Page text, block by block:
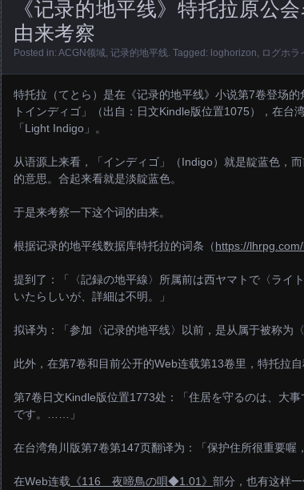
《记录的地平线》特托拉原公
由来考察
Posted in: ACGN领域, 记录的地平线. Tagged: loghorizon, ログホラ
特托拉（てとら）是在《记录的地平线》小说第7卷登场
トインディゴ」（出自：日文Kindle版位置1075），在台
「Light Indigo」。
从语源上来看，「インディゴ」（Indigo）就是靛蓝色，
的意思。合起来看就是淡靛蓝色。
于是来考察一下这个词的由来。
根据记录的地平线数据库特托拉的词条（https://
提到了：「〈記録の地平線〉所属前は西ヤマトで〈ライ
いたらしいが、詳細は不明。」
拟译为：「参加〈记录的地平线〉以前，是从属于被称为
此外，在第7卷和目前公开的Web连载第13卷里，特托拉自
第7卷日文Kindle版位置1773处：「住居を守るのは、大
です。……」
在台湾角川版第7卷第147页翻译为：「保护住所很重要喔
在Web连载 《116 夜啼鳥の唄◆1.01》 部分，也有这样一